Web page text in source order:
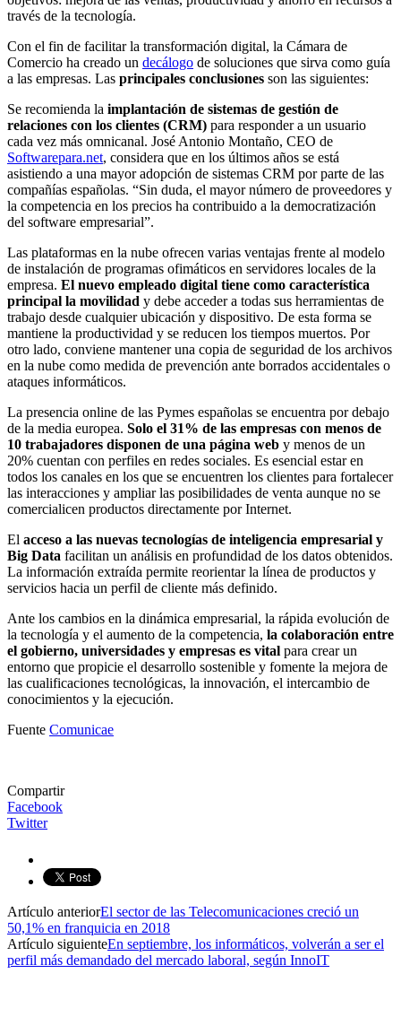
través de la tecnología.
Con el fin de facilitar la transformación digital, la Cámara de
Comercio ha creado un decálogo de soluciones que sirva como guía
a las empresas. Las principales conclusiones son las siguientes:
Se recomienda la implantación de sistemas de gestión de
relaciones con los clientes (CRM) para responder a un usuario
cada vez más omnicanal. José Antonio Montaño, CEO de
Softwarepara.net, considera que en los últimos años se está
asistiendo a una mayor adopción de sistemas CRM por parte de las
compañías españolas. “Sin duda, el mayor número de proveedores y
la competencia en los precios ha contribuido a la democratización
del software empresarial”.
Las plataformas en la nube ofrecen varias ventajas frente al modelo
de instalación de programas ofimáticos en servidores locales de la
empresa. El nuevo empleado digital tiene como característica
principal la movilidad y debe acceder a todas sus herramientas de
trabajo desde cualquier ubicación y dispositivo. De esta forma se
mantiene la productividad y se reducen los tiempos muertos. Por
otro lado, conviene mantener una copia de seguridad de los archivos
en la nube como medida de prevención ante borrados accidentales o
ataques informáticos.
La presencia online de las Pymes españolas se encuentra por debajo
de la media europea. Solo el 31% de las empresas con menos de
10 trabajadores disponen de una página web y menos de un
20% cuentan con perfiles en redes sociales. Es esencial estar en
todos los canales en los que se encuentren los clientes para fortalecer
las interacciones y ampliar las posibilidades de venta aunque no se
comercialicen productos directamente por Internet.
El acceso a las nuevas tecnologías de inteligencia empresarial y
Big Data facilitan un análisis en profundidad de los datos obtenidos.
La información extraída permite reorientar la línea de productos y
servicios hacia un perfil de cliente más definido.
Ante los cambios en la dinámica empresarial, la rápida evolución de
la tecnología y el aumento de la competencia, la colaboración entre
el gobierno, universidades y empresas es vital para crear un
entorno que propicie el desarrollo sostenible y fomente la mejora de
las cualificaciones tecnológicas, la innovación, el intercambio de
conocimientos y la ejecución.
Fuente Comunicae
Compartir
Facebook
Twitter
Artículo anteriorEl sector de las Telecomunicaciones creció un
50,1% en franquicia en 2018
Artículo siguienteEn septiembre, los informáticos, volverán a ser el
perfil más demandado del mercado laboral, según InnoIT